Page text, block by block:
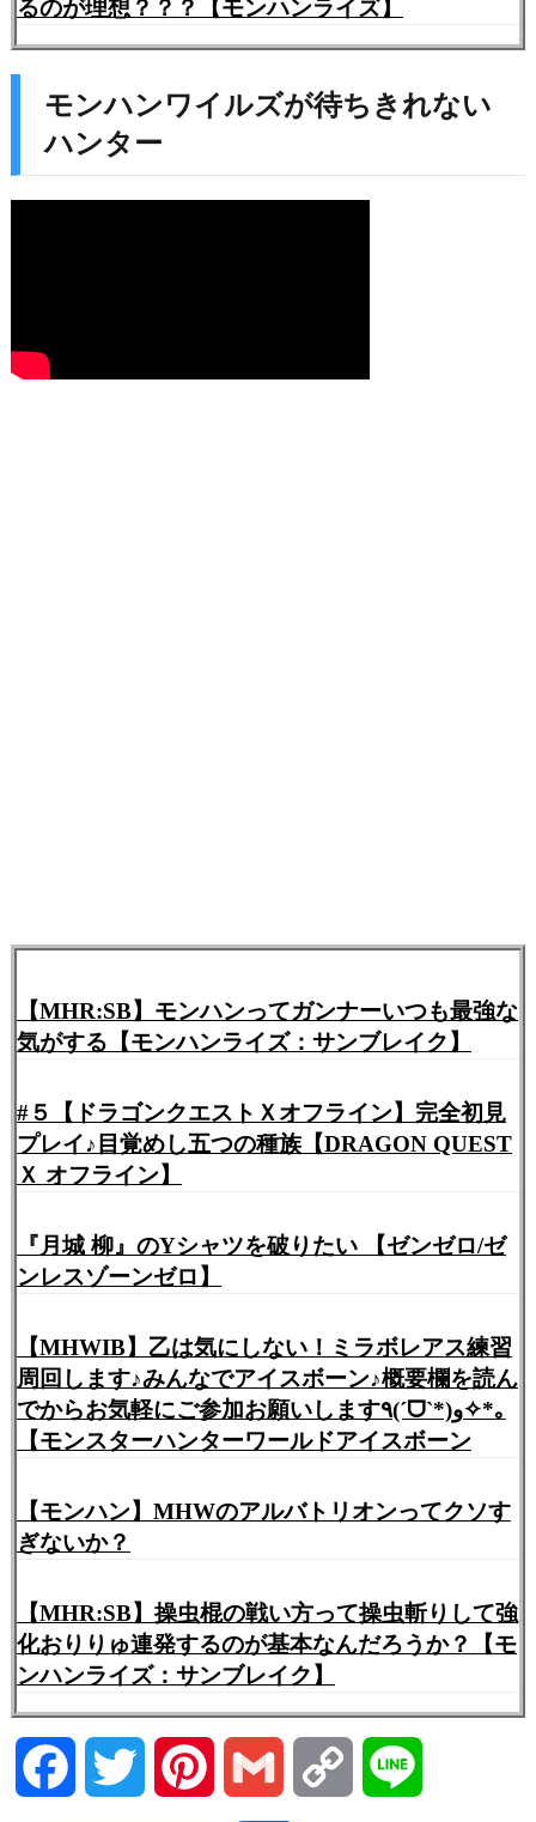
るのが理想？？？【モンハンライズ】
モンハンワイルズが待ちきれない
ハンター
【MHR:SB】モンハンってガンナーいつも最強な
気がする【モンハンライズ：サンブレイク】
#５【ドラゴンクエストＸオフライン】完全初見
プレイ♪目覚めし五つの種族【DRAGON QUEST
Ｘ オフライン】
『月城 柳』のYシャツを破りたい 【ゼンゼロ/ゼ
ンレスゾーンゼロ】
【MHWIB】乙は気にしない！ミラボレアス練習
周回します♪みんなでアイスボーン♪概要欄を読ん
でからお気軽にご参加お願いします٩(ˊᗜˋ*)و✧*｡
【モンスターハンターワールドアイスボーン
【モンハン】MHWのアルバトリオンってクソす
ぎないか？
【MHR:SB】操虫棍の戦い方って操虫斬りして強
化おりりゅ連発するのが基本なんだろうか？【モ
ンハンライズ：サンブレイク】
Facebook Twitter Pinterest Gmail Copy